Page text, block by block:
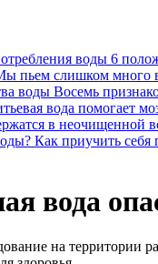
6
пьем слишком много
Восемь
вода помогает
Как приучить себя
вода
на территории